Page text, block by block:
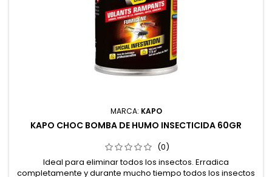
MARCA: KAPO
KAPO CHOC BOMBA DE HUMO INSECTICIDA 60GR
(0)
Ideal para eliminar todos los insectos. Erradica
completamente y durante mucho tiempo todos los insectos